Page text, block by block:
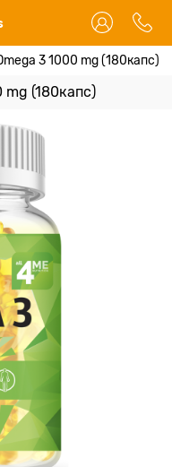
3 1000 mg (180капс)
mg (180капс)